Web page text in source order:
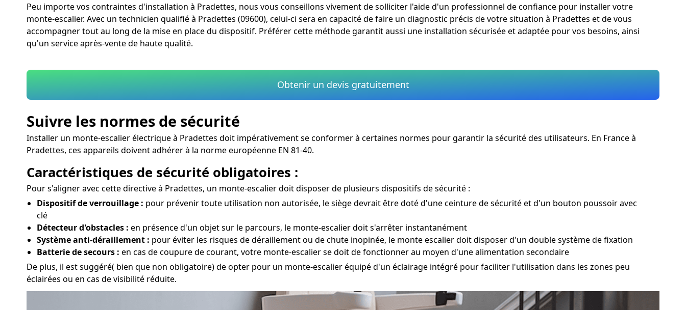
Peu importe vos contraintes d'installation à Pradettes, nous vous conseillons vivement de solliciter l'aide d'un professionnel de confiance pour installer votre
monte-escalier. Avec un technicien qualifié à Pradettes (09600), celui-ci sera en capacité de faire un diagnostic précis de votre situation à Pradettes et de vous
accompagner tout au long de la mise en place du dispositif. Préférer cette méthode garantit aussi une installation sécurisée et adaptée pour vos besoins, ainsi
qu'un service après-vente de haute qualité.
Obtenir un devis gratuitement
Suivre les normes de sécurité
Installer un monte-escalier électrique à Pradettes doit impérativement se conformer à certaines normes pour garantir la sécurité des utilisateurs. En France à
Pradettes, ces appareils doivent adhérer à la norme européenne EN 81-40.
Caractéristiques de sécurité obligatoires :
Pour s'aligner avec cette directive à Pradettes, un monte-escalier doit disposer de plusieurs dispositifs de sécurité :
Dispositif de verrouillage : pour prévenir toute utilisation non autorisée, le siège devrait être doté d'une ceinture de sécurité et d'un bouton poussoir avec
clé
Détecteur d'obstacles : en présence d'un objet sur le parcours, le monte-escalier doit s'arrêter instantanément
Système anti-déraillement : pour éviter les risques de déraillement ou de chute inopinée, le monte escalier doit disposer d'un double système de fixation
Batterie de secours : en cas de coupure de courant, votre monte-escalier se doit de fonctionner au moyen d'une alimentation secondaire
De plus, il est suggéré( bien que non obligatoire) de opter pour un monte-escalier équipé d'un éclairage intégré pour faciliter l'utilisation dans les zones peu
éclairées ou en cas de visibilité réduite.